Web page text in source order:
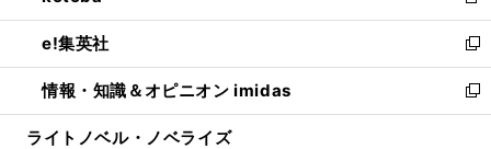
開
く
ウ
で
開
く
ン
ド
ウ
で
開
ウ
ィ
ン
ド
ウ
し
い
ウ
ィ
ン
e!集英社
新
し
い
ウ
情報・知識＆オピニオン imidas
新
し
ライトノベル・ノベライズ